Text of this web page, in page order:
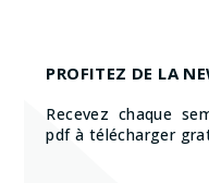
PROFITEZ DE LA
Recevez chaque
pdf à télécharger